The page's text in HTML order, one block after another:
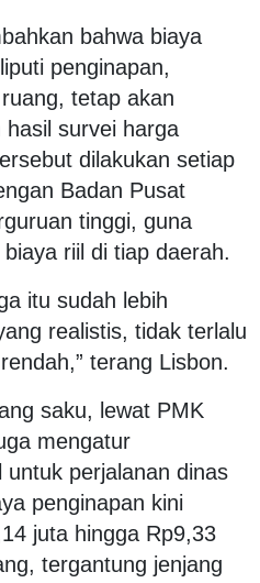
bahwa biaya
penginapan,
tetap akan
hasil survei harga
dilakukan setiap
Badan Pusat
tinggi, guna
riil di tiap daerah.
itu sudah lebih
realistis, tidak terlalu
terang Lisbon.
saku, lewat PMK
mengatur
perjalanan dinas
penginapan kini
juta hingga Rp9,33
tergantung jenjang